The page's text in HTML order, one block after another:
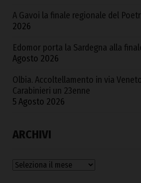
A Gavoi la finale regionale del
2026
Edomor porta la Sardegna alla
Agosto 2026
Olbia. Accoltellamento in via
Carabinieri un 23enne
5 Agosto 2026
ARCHIVI
Archivi